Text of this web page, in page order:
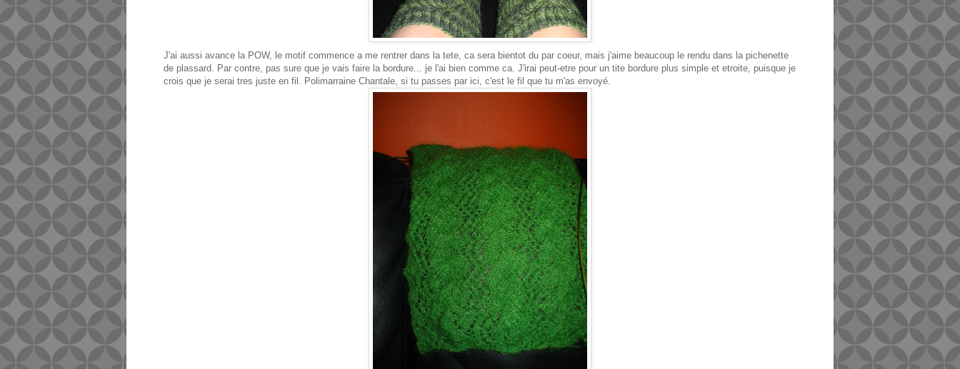
J'ai aussi avance la POW, le motif commence a me rentrer dans la tete, ca sera bientot du par coeur, mais j'aime beaucoup le rendu dans la pichenette
de plassard. Par contre, pas sure que je vais faire la bordure... je l'ai bien comme ca. J'irai peut-etre pour un tite bordure plus simple et etroite, puisque je
crois que je serai tres juste en fil. Polimarraine Chantale, si tu passes par ici, c'est le fil que tu m'as envoyé.